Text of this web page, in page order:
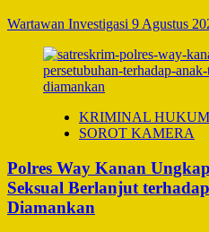
Wartawan Investigasi 9 Agustus
KRIMINAL HUKUM
SOROT KAMERA
Polres Way Kanan
Seksual Berlanjut
Diamankan